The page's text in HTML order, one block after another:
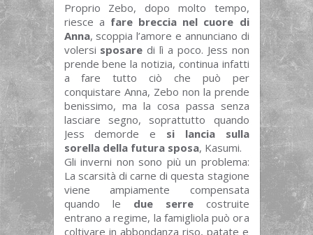
Proprio Zebo, dopo molto tempo,
riesce a fare breccia nel cuore di
Anna, scoppia l’amore e annunciano di
volersi sposare di lì a poco. Jess non
prende bene la notizia, continua infatti
a fare tutto ciò che può per
conquistare Anna, Zebo non la prende
benissimo, ma la cosa passa senza
lasciare segno, soprattutto quando
Jess demorde e si lancia sulla
sorella della futura sposa, Kasumi.
Gli inverni non sono più un problema:
La scarsità di carne di questa stagione
viene ampiamente compensata
quando le due serrecostruite
entrano a regime, la famigliola può ora
coltivare in abbondanza riso, patate e